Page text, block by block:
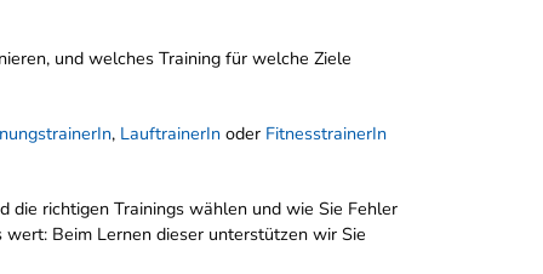
und welches Training für welche Ziele
, LauftrainerIn oder FitnesstrainerIn
die richtigen Trainings wählen und wie Sie Fehler
Beim Lernen dieser unterstützen wir Sie